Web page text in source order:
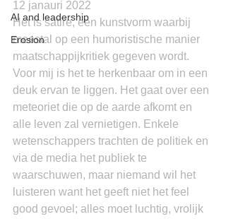
AI and leadership
Erosion
12 janauri 2022
Het is satire, een kunstvorm waarbij
meestal op een humoristische manier
maatschappijkritiek gegeven wordt.
Voor mij is het te herkenbaar om in een
deuk ervan te liggen. Het gaat over een
meteoriet die op de aarde afkomt en
alle leven zal vernietigen. Enkele
wetenschappers trachten de politiek en
via de media het publiek te
waarschuwen, maar niemand wil het
luisteren want het geeft niet het feel
good gevoel; alles moet luchtig, vrolijk